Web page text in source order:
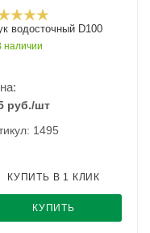
водосточный D100
наличии
руб./шт
1495
КУПИТЬ
КУПИТЬ В 1 КЛИК